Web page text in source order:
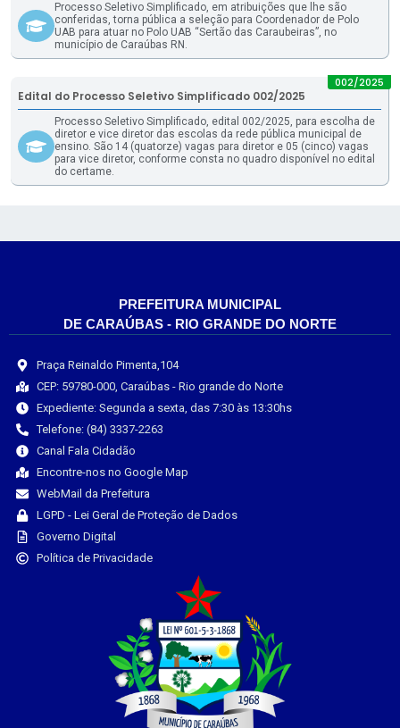
Processo Seletivo Simplificado, em atribuições que lhe são
conferidas, torna pública a seleção para Coordenador de Polo
UAB para atuar no Polo UAB “Sertão das Caraubeiras”, no
município de Caraúbas RN.
Edital do Processo Seletivo Simplificado 002/2025
002/2025
Processo Seletivo Simplificado, edital 002/2025, para escolha de
diretor e vice diretor das escolas da rede pública municipal de
ensino. São 14 (quatorze) vagas para diretor e 05 (cinco) vagas
para vice diretor, conforme consta no quadro disponível no edital
do certame.
PREFEITURA MUNICIPAL
DE CARAÚBAS - RIO GRANDE DO NORTE
Praça Reinaldo Pimenta,104
CEP: 59780-000, Caraúbas - Rio grande do Norte
Expediente: Segunda a sexta, das 7:30 às 13:30hs
Telefone: (84) 3337-2263
Canal Fala Cidadão
Encontre-nos no Google Map
WebMail da Prefeitura
LGPD - Lei Geral de Proteção de Dados
Governo Digital
Política de Privacidade